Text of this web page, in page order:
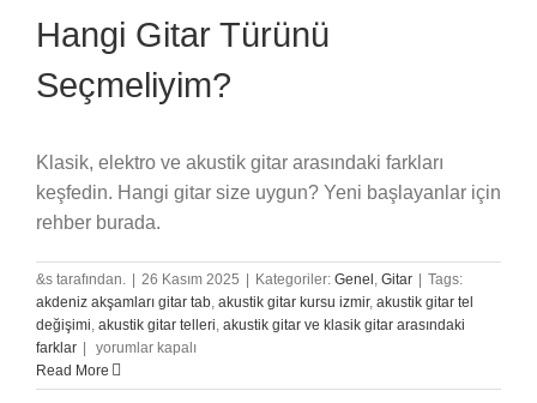
Hangi Gitar Türünü
Seçmeliyim?
Klasik, elektro ve akustik gitar arasındaki farkları
keşfedin. Hangi gitar size uygun? Yeni başlayanlar için
rehber burada.
&s tarafından. 26 Kasım 2025 Kategoriler: Genel , Gitar
Tags:
akdeniz akşamları gitar tab, akustik gitar kursu izmir, akustik gitar tel
değişimi, akustik gitar telleri, akustik gitar ve klasik gitar arasındaki
farklar
Hangi
Gitar
Türünü
yorumlar kapalı
Read More